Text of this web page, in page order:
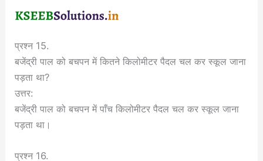
प्रश्न 15.
बजेंद्री पाल को बचपन में कितने किलोमीटर पैदल चल कर स्कूल जाना
पड़ता था?
उत्तर:
बजेंद्री पाल को बचपन में पाँच किलोमीटर पैदल चल कर स्कूल जाना
पड़ता था।
प्रश्न 16.